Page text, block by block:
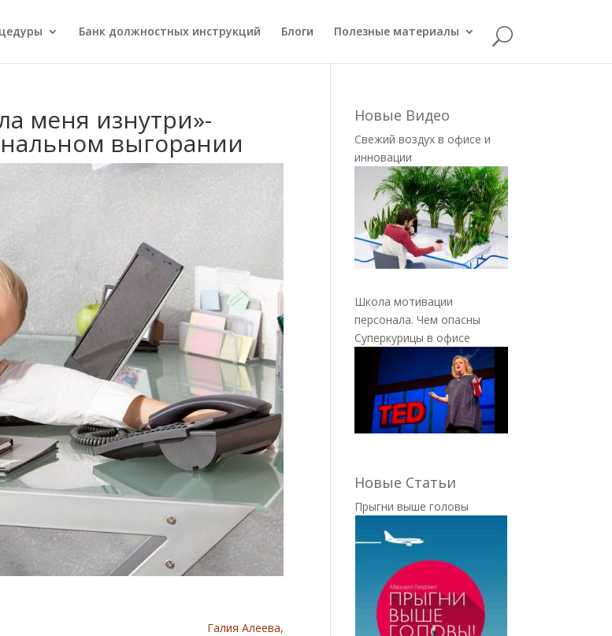
Банк должностных инструкций Блоги Полезные материалы
меня изнутри»-
выгорании
Галия Алеева,
Новые Видео
Свежий воздух в офисе и
инновации
Школа мотивации
персонала. Чем опасны
Суперкурицы в офисе
Новые Статьи
Прыгни выше головы